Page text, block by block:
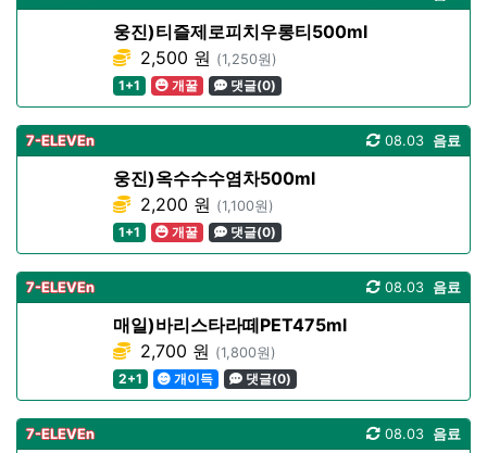
웅진)티즐제로피치우롱티500ml
2,500 원 (1,250원)
1+1
개꿀 댓글(0)
7-ELEVEn 음료
08.03
웅진)옥수수수염차500ml
2,200 원 (1,100원)
1+1
개꿀 댓글(0)
7-ELEVEn 음료
08.03
매일)바리스타라떼PET475ml
2,700 원 (1,800원)
2+1
개이득 댓글(0)
7-ELEVEn 음료
08.03